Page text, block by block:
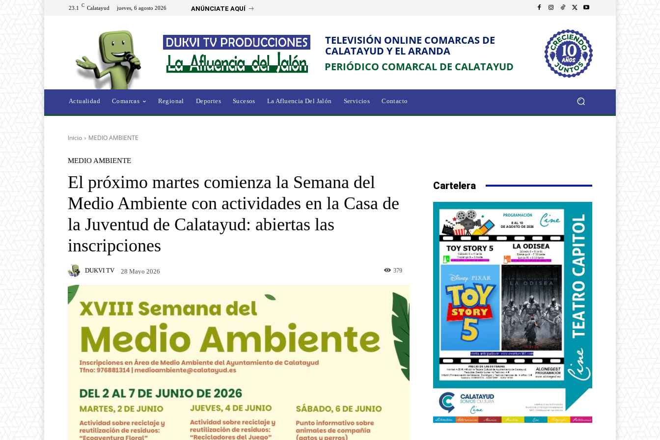
23.1 C Calatayud jueves, 6 agosto 2026 ANÚNCIATE AQUÍ
TELEVISIÓN ONLINE COMARCAS DE
CALATAYUD Y EL ARANDA
PERIÓDICO COMARCAL DE CALATAYUD
Actualidad Comarcas Regional Deportes Sucesos La Afluencia Del Jalón Servicios Contacto
Inicio MEDIO AMBIENTE
MEDIO AMBIENTE
El próximo martes comienza la Semana del
Medio Ambiente con actividades en la Casa de
la Juventud de Calatayud: abiertas las
inscripciones
DUKVI TV 28 Mayo 2026 379
Cartelera